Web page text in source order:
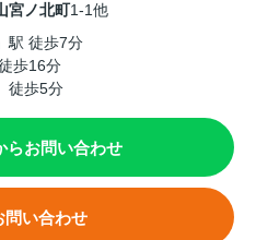
宮ノ北町1-1他
」駅 徒歩7分
歩16分
徒歩5分
らお問い合わせ
問い合わせ